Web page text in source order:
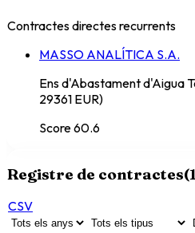
Contractes directes recurrents
MASSO ANALÍTICA S.A.
Ens d'Abastament d'Aigua
29361 EUR)
Score60.6
Registre de contractes(
CSV